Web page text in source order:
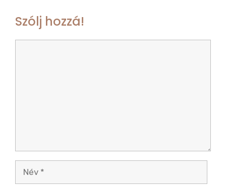
Szólj hozzá!
Név